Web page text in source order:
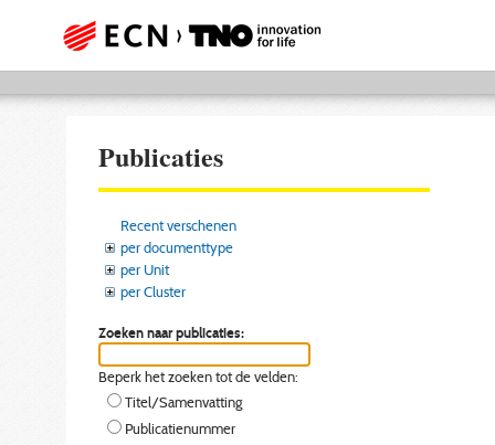
Publicaties
Recent verschenen
per documenttype
per Unit
per Cluster
Zoeken naar publicaties:
Beperk het zoeken tot de velden:
Titel/Samenvatting
Publicatienummer